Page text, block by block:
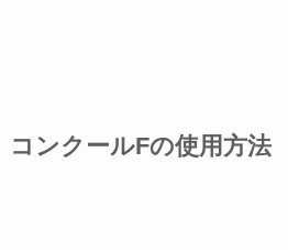
コンクールFの使用方法